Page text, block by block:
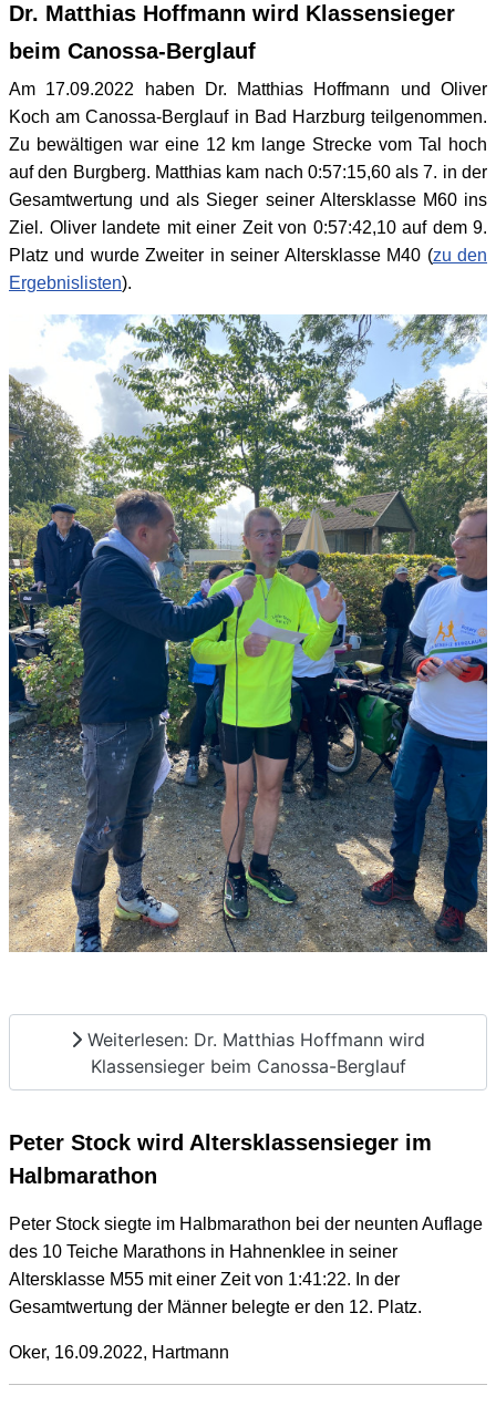
Dr. Matthias Hoffmann wird Klassensieger
beim Canossa-Berglauf
Am 17.09.2022 haben Dr. Matthias Hoffmann und Oliver
Koch am Canossa-Berglauf in Bad Harzburg teilgenommen.
Zu bewältigen war eine 12 km lange Strecke vom Tal hoch
auf den Burgberg. Matthias kam nach 0:57:15,60 als 7. in der
Gesamtwertung und als Sieger seiner Altersklasse M60 ins
Ziel. Oliver landete mit einer Zeit von 0:57:42,10 auf dem 9.
Platz und wurde Zweiter in seiner Altersklasse M40 (zu den
Ergebnislisten).
Weiterlesen: Dr. Matthias Hoffmann wird
Klassensieger beim Canossa-Berglauf
Peter Stock wird Altersklassensieger im
Halbmarathon
Peter Stock siegte im Halbmarathon bei der neunten Auflage
des 10 Teiche Marathons in Hahnenklee in seiner
Altersklasse M55 mit einer Zeit von 1:41:22. In der
Gesamtwertung der Männer belegte er den 12. Platz.
Oker, 16.09.2022, Hartmann